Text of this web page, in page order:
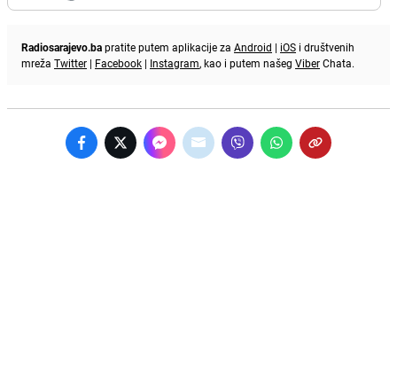
Radiosarajevo.bapratite putem aplikacije za Android | iOS i društvenih
mreža Twitter | Facebook | Instagram, kao i putem našeg ViberChata.